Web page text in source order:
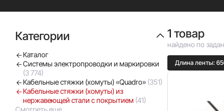
9.005-72.
Категории
Каталог
Системы электропроводки и маркировки
(3 774)
Кабельные стяжки (хомуты) «Quadro» (351)
Кабельные стяжки (хомуты) из
нержавеющей стали с покрытием (41)
1 товар
найдено по
Длина ленты: